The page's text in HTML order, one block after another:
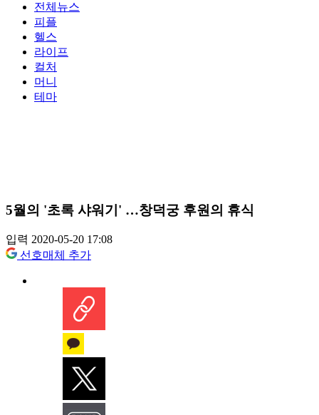
전체뉴스
피플
헬스
라이프
컬처
머니
테마
5월의 '초록 샤워기' …창덕궁 후원의 휴식
입력 2020-05-20 17:08
선호매체 추가